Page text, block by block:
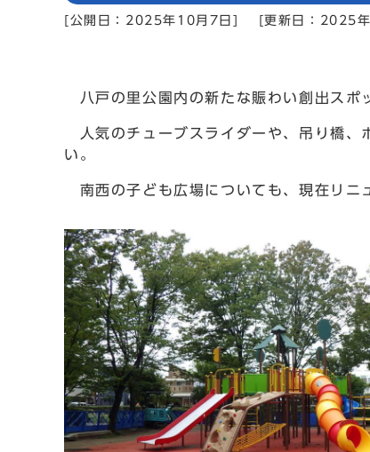
[公開日：2025年10月7日] [更新日：2025
八戸の里公園内の新たな賑わい創出スポ
人気のチューブスライダーや、吊り橋、
い。
南西の子ども広場についても、現在リニ